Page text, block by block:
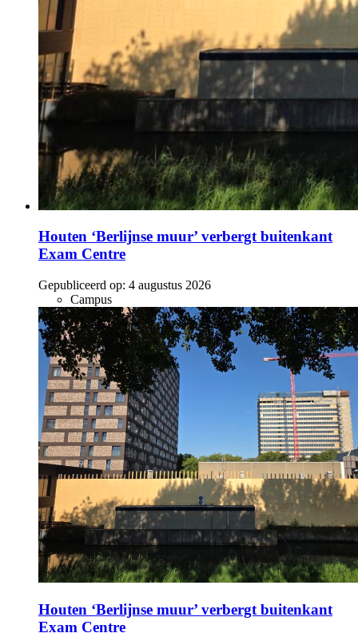
Houten ‘Berlijnse muur’ verbergt buitenkant
Exam Centre
Gepubliceerd op: 4 augustus 2026
Campus
Houten ‘Berlijnse muur’ verbergt buitenkant
Exam Centre